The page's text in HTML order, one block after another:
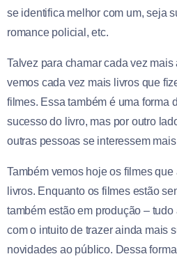
se identifica melhor com um, seja
romance policial, etc.
Talvez para chamar cada vez
vemos cada vez mais livros que
filmes. Essa também é uma forma
sucesso do livro, mas por outro
outras pessoas se interessem
Também vemos hoje os filmes
livros. Enquanto os filmes estão
também estão em produção –
com o intuito de trazer ainda mais
novidades ao público. Dessa